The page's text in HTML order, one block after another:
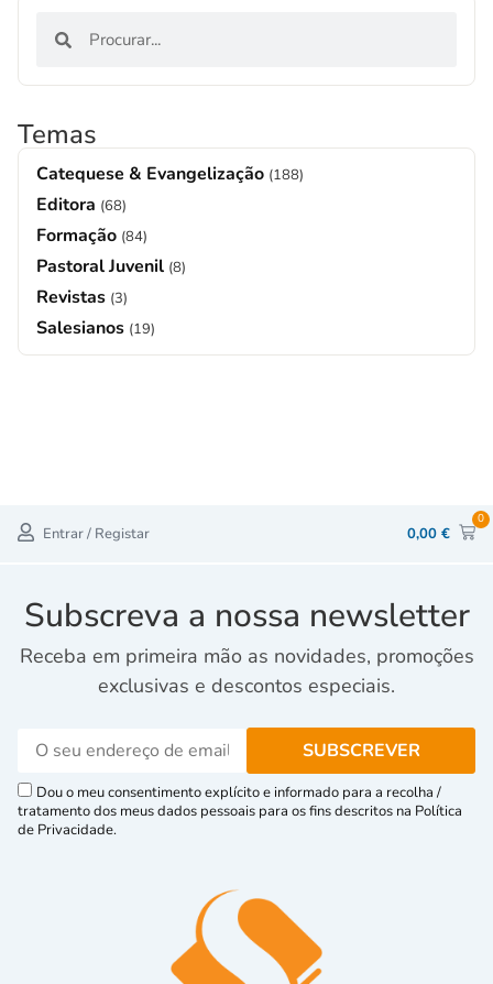
Temas
Catequese & Evangelização (188)
Editora (68)
Formação (84)
Pastoral Juvenil (8)
Revistas (3)
Salesianos (19)
Entrar / Registar 0,00 €
0
Subscreva a nossa newsletter
Receba em primeira mão as novidades, promoções
exclusivas e descontos especiais.
Dou o meu consentimento explícito e informado para a recolha /
tratamento dos meus dados pessoais para os fins descritos na Política
de Privacidade.